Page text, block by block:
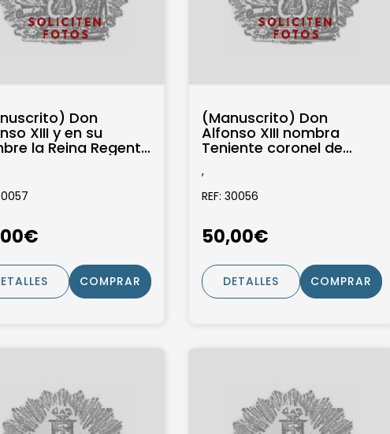
Don
XIII y en su
la Reina Regente
COMPRAR
(Manuscrito) Don
Alfonso XIII nombra
Teniente coronel de
Auñón Chacón
,
REF: 30056
50,00€
DETALLES COMPRAR